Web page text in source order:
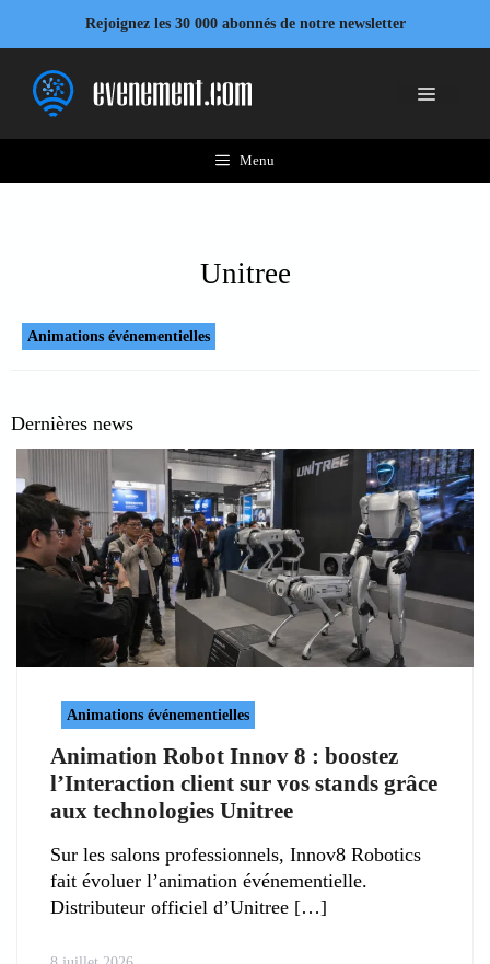
contenu
Rejoignez les 30 000 abonnés de notre newsletter
Menu
Menu
Unitree
Animations événementielles
Dernières news
Animations événementielles
Animation Robot Innov 8 : boostez
l’Interaction client sur vos stands grâce
aux technologies Unitree
Sur les salons professionnels, Innov8 Robotics
fait évoluer l’animation événementielle.
Distributeur officiel d’Unitree